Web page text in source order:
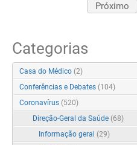
Próximo
Categorias
Casa do Médico (2)
Conferências e Debates (104)
Coronavírus (520)
Direção-Geral da Saúde (68)
Informação geral (29)